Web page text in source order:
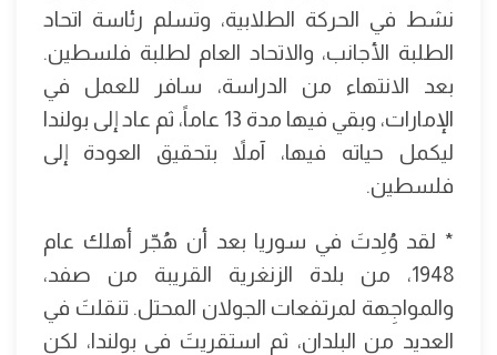
نشط في الحركة الطلابية، وتسلم رئاسة اتحاد
الطلبة الأجانب، والاتحاد العام لطلبة فلسطين.
بعد الانتهاء من الدراسة، سافر للعمل في
الإمارات، وبقي فيها مدة 13 عاماً، ثم عاد إلى بولندا
ليكمل حياته فيها، آملاً بتحقيق العودة إلى
فلسطين.
* لقد وُلِدتَ في سوريا بعد أن هُجّر أهلك عام
1948، من بلدة الزنغرية القريبة من صفد،
والمواجِهة لمرتفعات الجولان المحتل. تنقلتَ في
العديد من البلدان، ثم استقريتَ في بولندا، لكن